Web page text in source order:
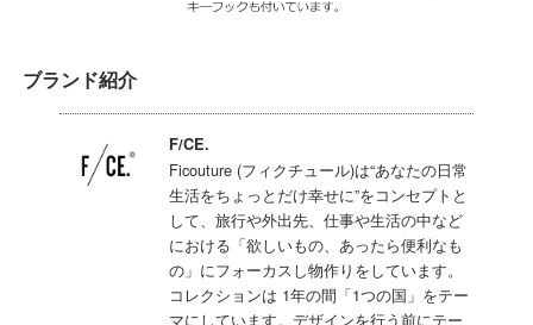
ブランド紹介
F/CE.
Ficouture (フィクチュール)は“あなたの日常
生活をちょっとだけ幸せに”をコンセプトと
して、旅行や外出先、仕事や生活の中など
における「欲しいもの、あったら便利なも
の」にフォーカスし物作りをしています。
コレクションは 1年の間「1つの国」をテー
マにしています。デザインを行う前にテー